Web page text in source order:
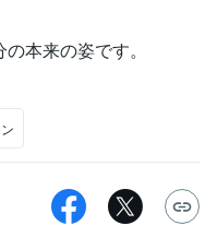
本来の姿です。